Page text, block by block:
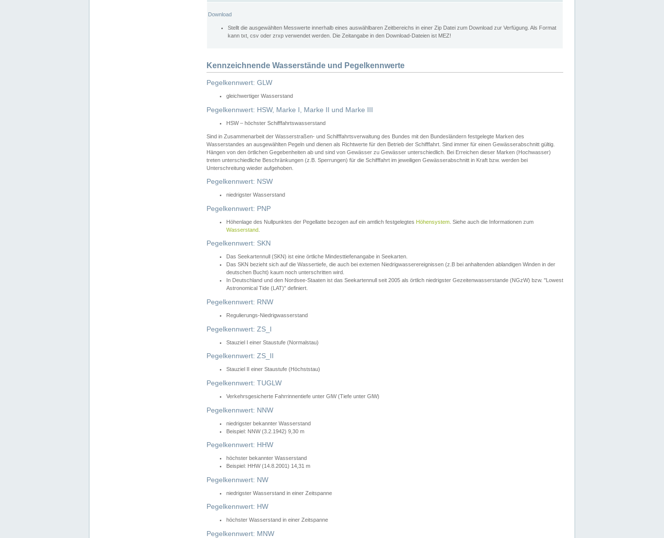
Download
Stellt die ausgewählten Messwerte innerhalb eines auswählbaren Zeitbereichs in einer Zip Datei zum Download zur Verfügung. Als Format
kann txt, csv oder zrxp verwendet werden. Die Zeitangabe in den Download-Dateien ist MEZ!
Kennzeichnende Wasserstände und Pegelkennwerte
Pegelkennwert: GLW
gleichwertiger Wasserstand
Pegelkennwert: HSW, Marke I, Marke II und Marke III
HSW – höchster Schifffahrtswasserstand
Sind in Zusammenarbeit der Wasserstraßen- und Schifffahrtsverwaltung des Bundes mit den Bundesländern festgelegte Marken des
Wasserstandes an ausgewählten Pegeln und dienen als Richtwerte für den Betrieb der Schifffahrt. Sind immer für einen Gewässerabschnitt gültig.
Hängen von den örtlichen Gegebenheiten ab und sind von Gewässer zu Gewässer unterschiedlich. Bei Erreichen dieser Marken (Hochwasser)
treten unterschiedliche Beschränkungen (z.B. Sperrungen) für die Schifffahrt im jeweiligen Gewässerabschnitt in Kraft bzw. werden bei
Unterschreitung wieder aufgehoben.
Pegelkennwert: NSW
niedrigster Wasserstand
Pegelkennwert: PNP
Höhenlage des Nullpunktes der Pegellatte bezogen auf ein amtlich festgelegtes Höhensystem . Siehe auch die Informationen zum
Wasserstand
Pegelkennwert: SKN
Das Seekartennull (SKN) ist eine örtliche Mindesttiefenangabe in Seekarten.
Das SKN bezieht sich auf die Wassertiefe, die auch bei extemen Niedrigwasserereignissen (z.B bei anhaltenden ablandigen Winden in der
deutschen Bucht) kaum noch unterschritten wird.
In Deutschland und den Nordsee-Staaten ist das Seekartennull seit 2005 als örtlich niedrigster Gezeitenwasserstande (NGzW) bzw. "Lowest
Astronomical Tide (LAT)" definiert.
Pegelkennwert: RNW
Regulierungs-Niedrigwasserstand
Pegelkennwert: ZS_I
Stauziel I einer Staustufe (Normalstau)
Pegelkennwert: ZS_II
Stauziel II einer Staustufe (Höchststau)
Pegelkennwert: TUGLW
Verkehrsgesicherte Fahrrinnentiefe unter GlW (Tiefe unter GlW)
Pegelkennwert: NNW
niedrigster bekannter Wasserstand
Beispiel: NNW (3.2.1942) 9,30 m
Pegelkennwert: HHW
höchster bekannter Wasserstand
Beispiel: HHW (14.8.2001) 14,31 m
Pegelkennwert: NW
niedrigster Wasserstand in einer Zeitspanne
Pegelkennwert: HW
höchster Wasserstand in einer Zeitspanne
Pegelkennwert: MNW